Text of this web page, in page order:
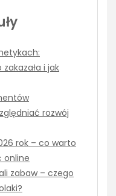
i jak
rozwój
rok – co warto
online
zabaw – czego